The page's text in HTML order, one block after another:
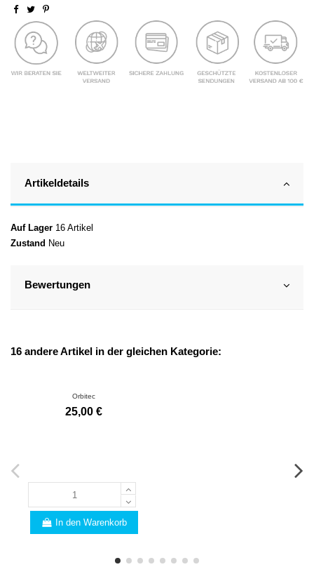
Artikeldetails
Auf Lager 16 Artikel
Zustand Neu
Bewertungen
16 andere Artikel in der gleichen Kategorie:
Orbitec
25,00 €
In den Warenkorb